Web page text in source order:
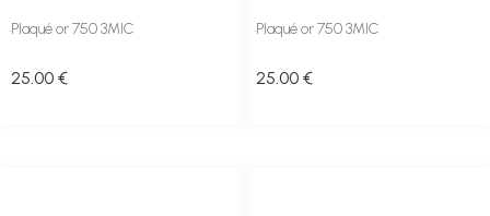
Plaqué or 750 3MIC
25 .00 €
Plaqué or 750 3MIC
25 .00 €